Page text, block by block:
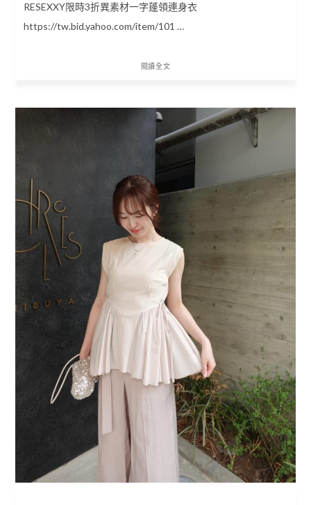
RESEXXY限時3折異素材一字蓬領連身衣
https://tw.bid.yahoo.com/item/101 …
閱讀全文